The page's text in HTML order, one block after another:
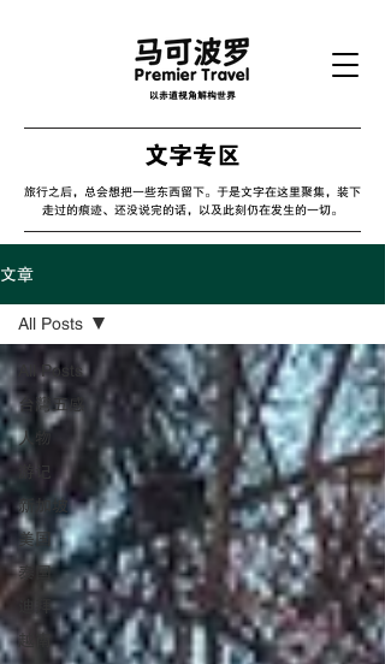
以赤道视角解构世界
文字专区
旅行之后，总会想把一些东西留下。于是文字在这里聚集，装下
走过的痕迹、还没说完的话，以及此刻仍在发生的一切。
文章
All Posts
台灣五感
人物
游记
新加坡
美国
泰国
迪拜
越南
All Posts